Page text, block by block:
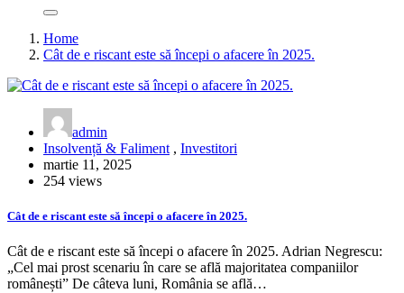
Home
Cât de e riscant este să începi o afacere în 2025.
admin
Insolvență & Faliment , Investitori
martie 11, 2025
254 views
Cât de e riscant este să începi o afacere în 2025.
Cât de e riscant este să începi o afacere în 2025. Adrian Negrescu:
„Cel mai prost scenariu în care se află majoritatea companiilor
românești” De câteva luni, România se află…